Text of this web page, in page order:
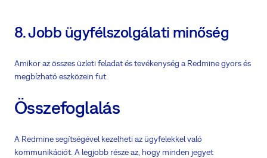
8. Jobb ügyfélszolgálati minőség
Amikor az összes üzleti feladat és tevékenység a Redmine gyors és
megbízható eszközein fut.
Összefoglalás
A Redmine segítségével kezelheti az ügyfelekkel való
kommunikációt. A legjobb része az, hogy minden jegyet